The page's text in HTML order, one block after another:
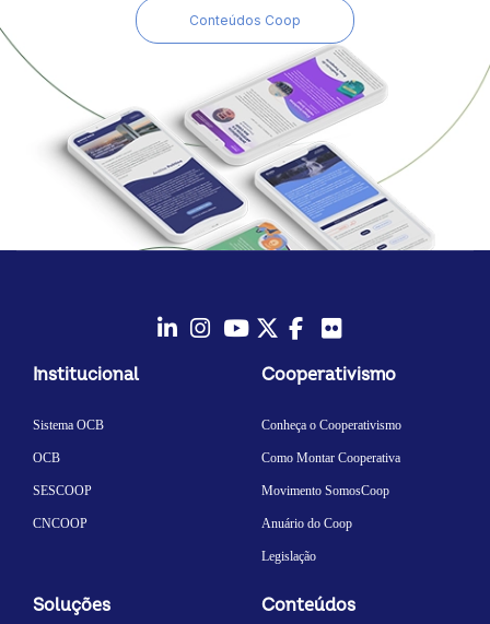
Conteúdos Coop
Instagram
YoutubeTwitter/X
Facebook
Institucional
Sistema OCB
OCB
SESCOOP
CNCOOP
Cooperativismo
Conheça o Cooperativismo
Como Montar Cooperativa
Movimento SomosCoop
Anuário do Coop
Legislação
Soluções Conteúdos